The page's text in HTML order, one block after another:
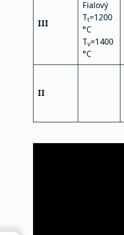
III
Fialový
Tt=1200
°C
Tv=1400
°C
II